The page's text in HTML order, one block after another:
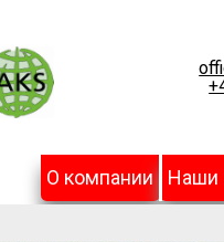
О компании Наши